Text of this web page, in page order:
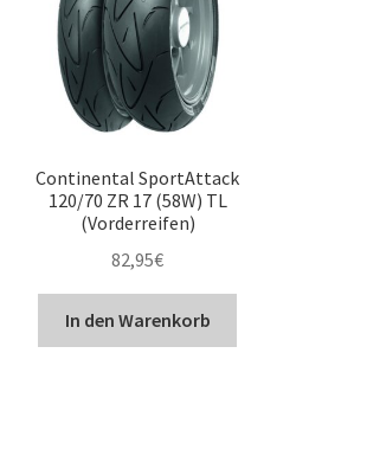
Continental SportAttack
120/70 ZR 17 (58W) TL
(Vorderreifen)
82,95€
In den Warenkorb